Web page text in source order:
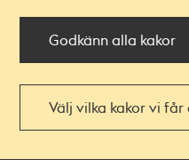
Godkänn alla kakor
Välj vilka kakor vi får